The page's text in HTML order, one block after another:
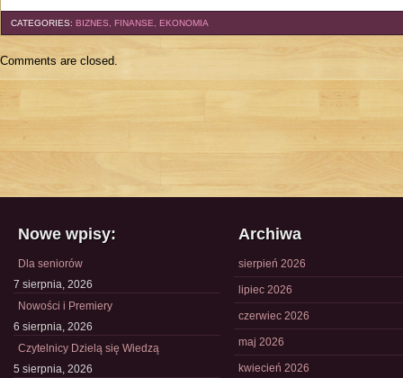
CATEGORIES: BIZNES, FINANSE, EKONOMIA
Comments are closed.
Nowe wpisy:
Dla seniorów
7 sierpnia, 2026
Nowości i Premiery
6 sierpnia, 2026
Czytelnicy Dzielą się Wiedzą
5 sierpnia, 2026
Archiwa
sierpień 2026
lipiec 2026
czerwiec 2026
maj 2026
kwiecień 2026